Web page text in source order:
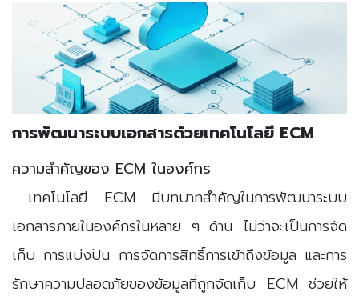
การพัฒนาระบบเอกสารด้วยเทคโนโลยี ECM
ความสำคัญของ ECM ในองค์กร
เทคโนโลยี ECM มีบทบาทสำคัญในการพัฒนาระบบ
เอกสารภายในองค์กรในหลาย ๆ ด้าน ไม่ว่าจะเป็นการจัด
เก็บ การแบ่งปัน การจัดการสิทธิ์การเข้าถึงข้อมูล และการ
รักษาความปลอดภัยของข้อมูลที่ถูกจัดเก็บ ECM ช่วยให้